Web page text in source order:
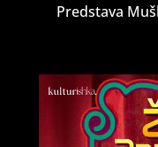
Predstava